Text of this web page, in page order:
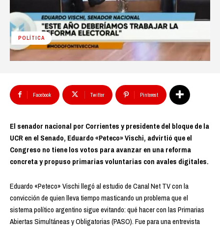
POLÍTICA
Facebook Twitter Pinterest
El senador nacional por Corrientes y presidente del bloque de la
UCR en el Senado, Eduardo «Peteco» Vischi, advirtió que el
Congreso no tiene los votos para avanzar en una reforma
concreta y propuso primarias voluntarias con avales digitales.
Eduardo «Peteco» Vischi llegó al estudio de Canal Net TV con la
convicción de quien lleva tiempo masticando un problema que el
sistema político argentino sigue evitando: qué hacer con las Primarias
Abiertas Simultáneas y Obligatorias (PASO). Fue para una entrevista